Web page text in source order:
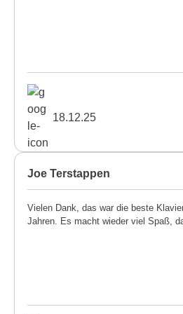
18.12.25
Joe Terstappen
Vielen Dank, das war die beste
Jahren. Es macht wieder viel Spaß,